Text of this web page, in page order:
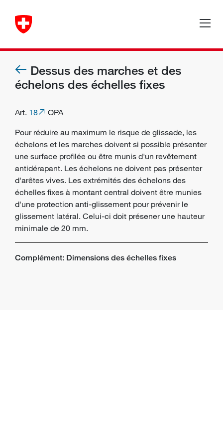
Dessus des marches et des
échelons des échelles fixes
Art. 18
OPA
Pour réduire au maximum le risque de glissade, les
échelons et les marches doivent si possible présenter
une surface profilée ou être munis d'un revêtement
antidérapant. Les échelons ne doivent pas présenter
d'arêtes vives. Les extrémités des échelons des
échelles fixes à montant central doivent être munies
d'une protection anti-glissement pour prévenir le
glissement latéral. Celui-ci doit présener une hauteur
minimale de 20 mm.
Complément: Dimensions des échelles fixes